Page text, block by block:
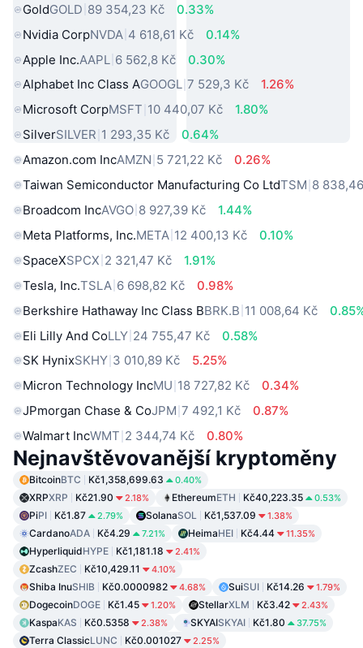
GoldGOLD 89 354,23 Kč
0.33%
Nvidia CorpNVDA 4 618,61 Kč
0.14%
Apple Inc.AAPL 6 562,8 Kč
0.30%
Alphabet Inc Class AGOOGL 7 529,3 Kč
1.26%
Microsoft CorpMSFT 10 440,07 Kč
1.80%
SilverSILVER 1 293,35 Kč
0.64%
Amazon.com IncAMZN 5 721,22 Kč
0.26%
Taiwan Semiconductor Manufacturing Co LtdTSM 8
Broadcom IncAVGO 8 927,39 Kč
1.44%
Meta Platforms, Inc.META 12 400,13 Kč
0.10%
SpaceXSPCX 2 321,47 Kč
1.91%
Tesla, Inc.TSLA 6 698,82 Kč
0.98%
Berkshire Hathaway Inc Class BBRK.B 11 008,64 Kč
Eli Lilly And CoLLY 24 755,47 Kč
0.58%
SK HynixSKHY 3 010,89 Kč
5.25%
Micron Technology IncMU 18 727,82 Kč
0.34%
JPmorgan Chase & CoJPM 7 492,1 Kč
0.87%
Walmart IncWMT 2 344,74 Kč 0.80%
Nejnavštěvovanější kryptoměny
BitcoinBTC Kč1,358,699.63 0.40%
XRPXRP Kč21.90 2.18% EthereumETH Kč40,223.35 0.53%
PiPI Kč1.87 2.79% SolanaSOL Kč1,537.09 1.38%
CardanoADA Kč4.29 7.21% HeimaHEI Kč4.44 11.35%
HyperliquidHYPE Kč1,181.18 2.41%
ZcashZEC Kč10,429.11 4.10%
Shiba InuSHIB Kč0.0000982 4.68% SuiSUI Kč14.26 1.79%
DogecoinDOGE Kč1.45 1.20% StellarXLM Kč3.42 2.43%
KaspaKAS Kč0.5358 2.38% SKYAISKYAI Kč1.80 37.75%
Terra ClassicLUNC Kč0.001027 2.25%